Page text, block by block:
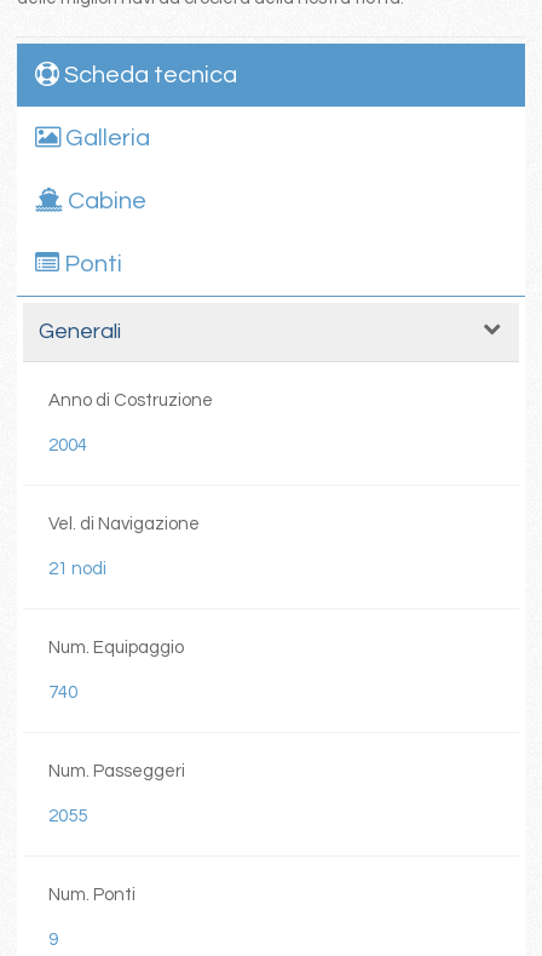
Scheda tecnica
Galleria
Cabine
Ponti
Generali
Anno di Costruzione
2004
Vel. di Navigazione
21 nodi
Num. Equipaggio
740
Num. Passeggeri
2055
Num. Ponti
9